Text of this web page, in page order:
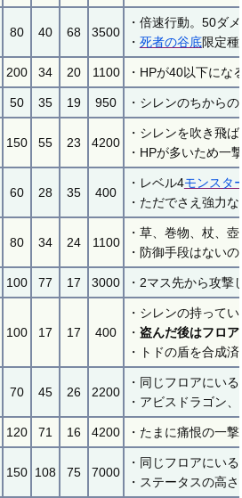
80 40 68 3500
・倍速行動。50ダ
・ 死者の谷底限定
200 34 20 1100 ・HPが40以下にな
50 35 19 950 ・シレンのちから
150 55 23 4200
・シレンを吹き飛
・HPが多いため一
60 28 35 400
・レベル4モンスタ
・ただでさえ強力
80 34 24 1100
・草、巻物、杖、壺
・防御手段はない
100 77 17 3000 ・2マス先から攻撃
100 17 17 400
・シレンの持ってい
・ 盗んだ後はフロ
・トドの盾を合成
70 45 26 2200
・同じフロアにい
・アビスドラゴン
120 71 16 4200 ・たまに痛恨の一
150 108 75 7000
・同じフロアにい
・ステータスの高